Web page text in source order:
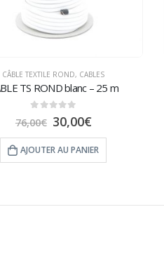
CÂBLE TEXTILE ROND, CABLES
TS ROND blanc – 25 m
76,00€ 30,00€
AJOUTER AU PANIER